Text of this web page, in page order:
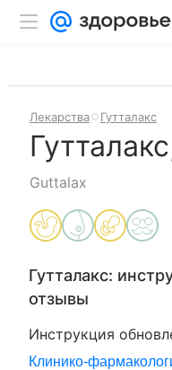
Лекарства Гутталакс
Гутталакс
Guttalax
Гутталакс:
отзывы
Инструкция
Клинико-